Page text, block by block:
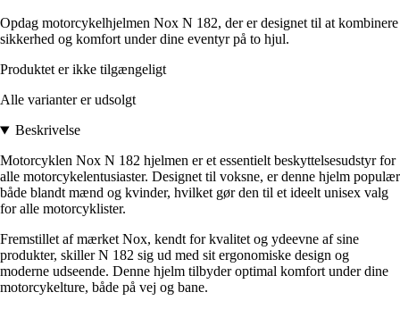
Opdag motorcykelhjelmen Nox N 182, der er designet til at kombinere
sikkerhed og komfort under dine eventyr på to hjul.
Produktet er ikke tilgængeligt
Alle varianter er udsolgt
Beskrivelse
Motorcyklen Nox N 182 hjelmen er et essentielt beskyttelsesudstyr for
alle motorcykelentusiaster. Designet til voksne, er denne hjelm populær
både blandt mænd og kvinder, hvilket gør den til et ideelt unisex valg
for alle motorcyklister.
Fremstillet af mærket Nox, kendt for kvalitet og ydeevne af sine
produkter, skiller N 182 sig ud med sit ergonomiske design og
moderne udseende. Denne hjelm tilbyder optimal komfort under dine
motorcykelture, både på vej og bane.